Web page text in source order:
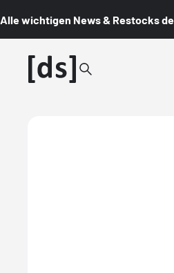
Alle wichtigen News & Restocks